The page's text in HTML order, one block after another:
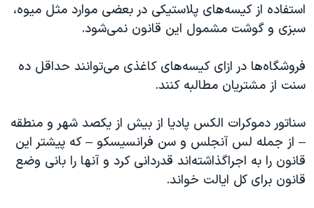
استفاده از کیسه‌های پلاستیکی در بعضی موارد مثل میوه،
سبزی و گوشت مشمول این قانون نمی‌شود.
فروشگاه‌ها در ازای کیسه‌های کاغذی می‌توانند حداقل ده
سنت از مشتریان مطالبه کنند.
سناتور دموکرات الکس پادیا از بیش از یکصد شهر و منطقه
– از جمله لس آنجلس و سن فرانسیسکو – که پیشتر این
قانون را به اجراگذاشته‌اند قدردانی کرد و آنها را بانی وضع
قانون برای کل ایالت خواند.